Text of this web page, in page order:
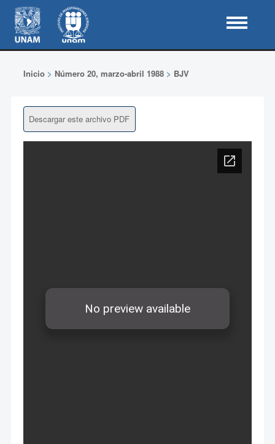
Inicio> Número 20, marzo-abril 1988> BJV
Descargar este archivo PDF